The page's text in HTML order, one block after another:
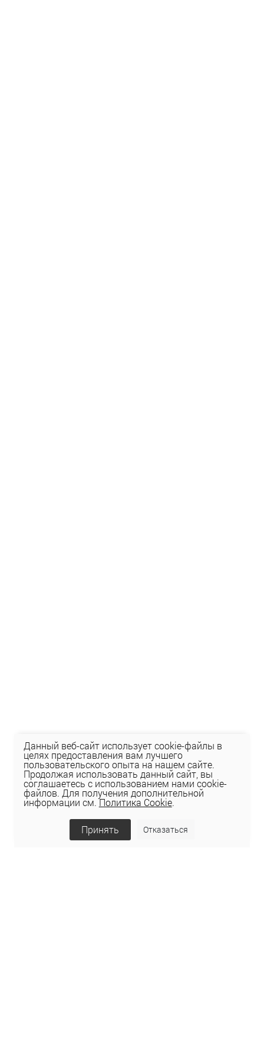
Данный веб-сайт использует cookie-файлы в
целях предоставления вам лучшего
пользовательского опыта на нашем сайте.
Продолжая использовать данный сайт, вы
соглашаетесь с использованием нами cookie-
файлов. Для получения дополнительной
информации см.Политика Cookie.
Принять Отказаться